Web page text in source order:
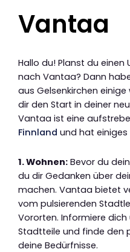
Vantaa
Hallo du! Planst du einen
nach Vantaa? Dann
aus Gelsenkirchen
dir den Start in deiner
Vantaa ist eine
Finnland und hat einiges
1. Wohnen: Bevor du
du dir Gedanken über
machen. Vantaa bietet
vom pulsierenden
Vororten. Informiere
Stadtteile und finde den
deine Bedürfnisse.